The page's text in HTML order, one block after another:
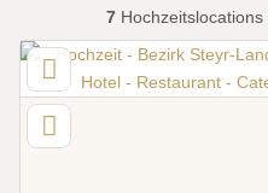
7 Hochzeitslocations